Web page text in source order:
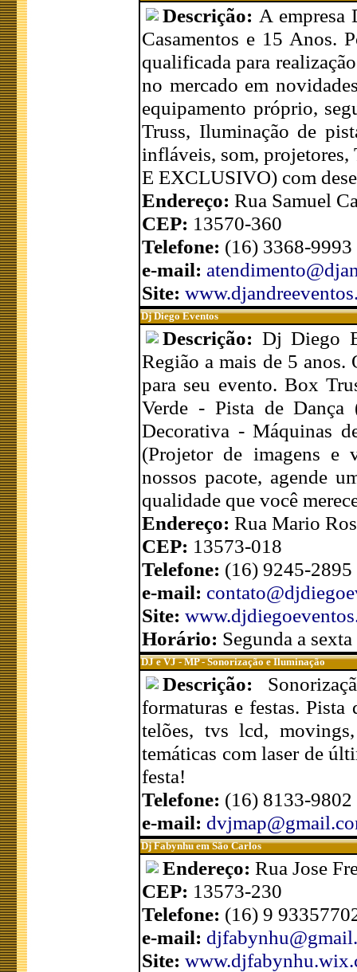
Descrição: A empresa
Casamentos e 15 Anos.
qualificada para
no mercado em
equipamento próprio,
Truss, Iluminação de
infláveis, som,
E EXCLUSIVO) com
Endereço: Rua Samuel
CEP: 13570-360
Telefone: (16) 3368-
e-mail:
Site:
Dj Diego Eventos
Descrição: Dj Diego
Região a mais de 5 anos.
para seu evento. Box
Verde - Pista de
Decorativa - Máquinas
(Projetor de imagens e
nossos pacote, agende
qualidade que você
Endereço: Rua Mario
CEP: 13573-018
Telefone: (16) 9245-
e-mail:
Site:
Horário: Segunda a
DJ e VJ - MP - Sonorização e Iluminação
Descrição:
formaturas e festas.
telões, tvs lcd,
temáticas com laser de
festa!
Telefone: (16) 8133-
e-mail:
Dj Fabynhu em São Carlos
Endereço: Rua Jose
CEP: 13573-230
Telefone: (16) 9
e-mail:
Site: